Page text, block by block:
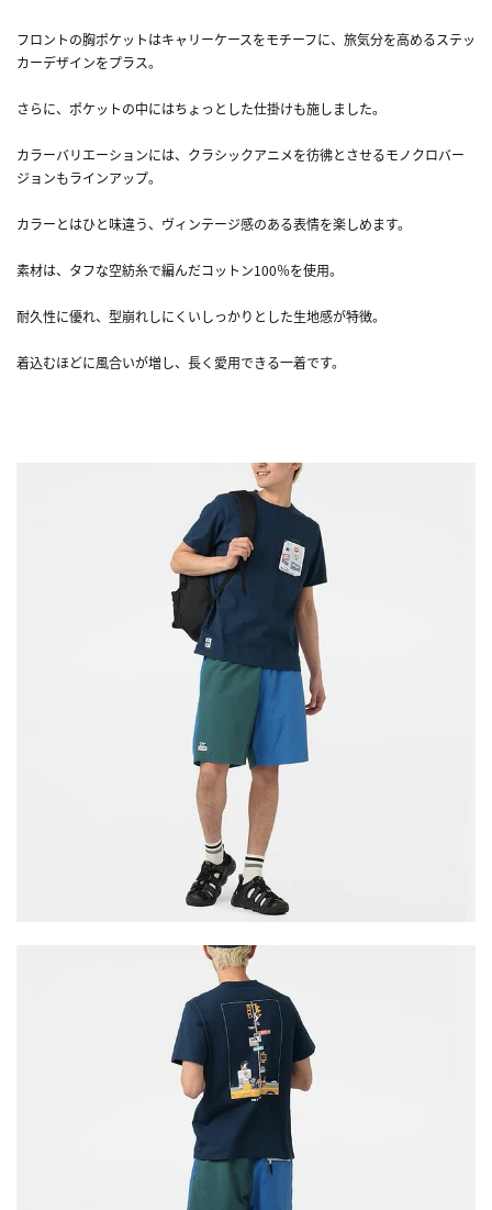
フロントの胸ポケットはキャリーケースをモチーフに、旅気分を高めるステッ
カーデザインをプラス。
さらに、ポケットの中にはちょっとした仕掛けも施しました。
カラーバリエーションには、クラシックアニメを彷彿とさせるモノクロバー
ジョンもラインアップ。
カラーとはひと味違う、ヴィンテージ感のある表情を楽しめます。
素材は、タフな空紡糸で編んだコットン100％を使用。
耐久性に優れ、型崩れしにくいしっかりとした生地感が特徴。
着込むほどに風合いが増し、長く愛用できる一着です。